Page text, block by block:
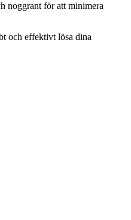
noggrant för att minimera
och effektivt lösa dina